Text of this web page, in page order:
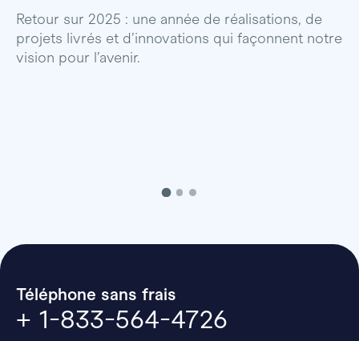
Retour sur 2025 : une année de réalisations, de
projets livrés et d’innovations qui façonnent notre
vision pour l’avenir.
Téléphone sans frais
+ 1-833-564-4726